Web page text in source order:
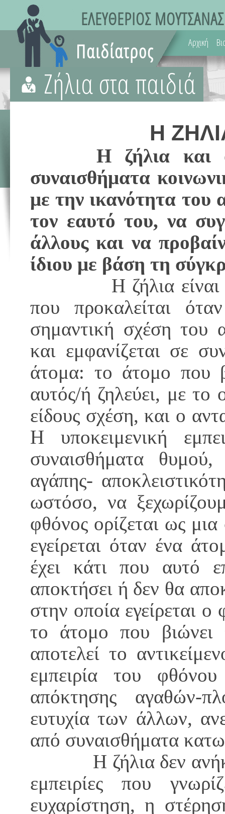
Αρχική
Ζήλια στα παιδιά
Η
Η ζήλια και ο
συναισθήματα
με την ικανότητα του
τον εαυτό του, να
άλλους και να
ίδιου με βάση τη
Η ζήλια
που προκαλείται
σημαντική σχέση του
και εμφανίζεται σε
άτομα: το άτομο που
αυτός/ή ζηλεύει, με το
είδους σχέση, και ο
Η υποκειμενική
συναισθήματα
αγάπης-
ωστόσο, να
φθόνος ορίζεται ως
εγείρεται όταν ένα
έχει κάτι που αυτό
αποκτήσει ή δεν θα
στην οποία εγείρεται
το άτομο που
αποτελεί το
εμπειρία του
απόκτησης αγαθών-
ευτυχία των άλλων,
από συναισθήματα
Η ζήλια δεν ανήκει
εμπειρίες που
ευχαρίστηση, η